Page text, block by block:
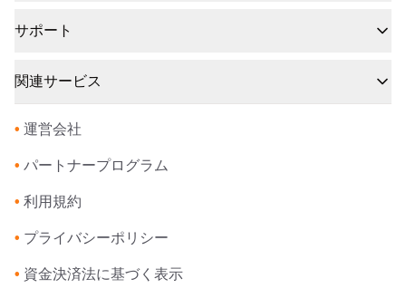
サポート
関連サービス
• 運営会社
• パートナープログラム
• 利用規約
• プライバシーポリシー
• 資金決済法に基づく表示